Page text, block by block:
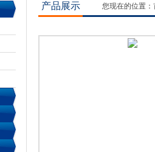
产品展示 您现在的位置：